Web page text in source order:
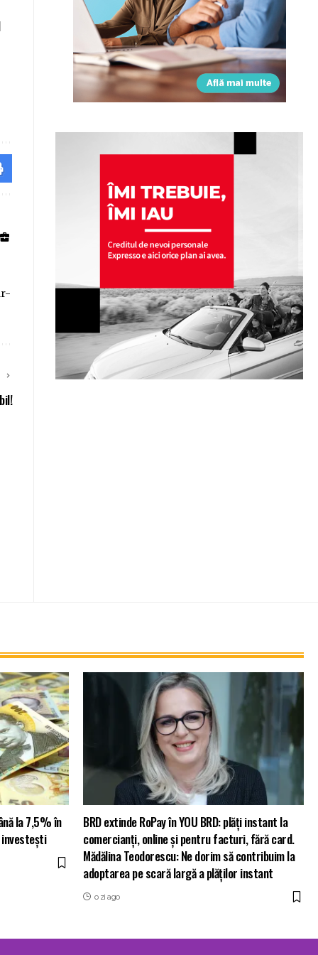
la 7,5% în
BRD extinde RoPay în YOU BRD: plăți instant la
comercianți, online și pentru facturi, fără card.
Mădălina Teodorescu: Ne dorim să contribuim la
adoptarea pe scară largă a plăților instant
o zi ago